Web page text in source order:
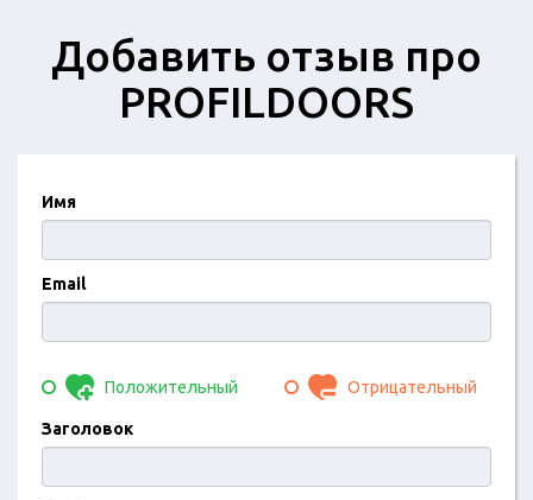
Добавить отзыв про
PROFILDOORS
Имя
Email
Положительный Отрицательный
Заголовок